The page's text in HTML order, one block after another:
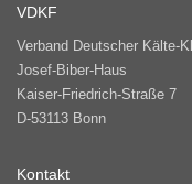
VDKF
Verband Deutscher Kälte-
Josef-Biber-Haus
Kaiser-Friedrich-Straße 7
D-53113 Bonn
Kontakt